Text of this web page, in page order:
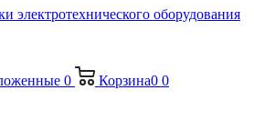
0 Корзина0 0